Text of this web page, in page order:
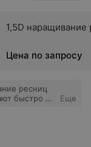
1,5D наращивание
Цена по запросу
ресниц
быстро и
Еще